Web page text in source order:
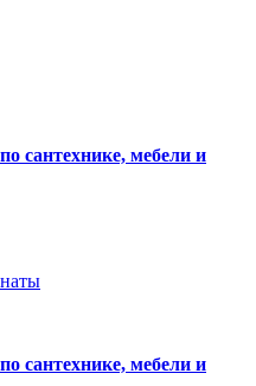
сантехнике, мебели и
сантехнике, мебели и